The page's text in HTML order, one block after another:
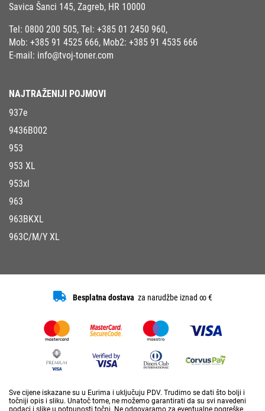
Savica Šanci 145, Zagreb, HR 10000
Tel: 0800 200 505, Tel: +385 01 2450 960,
Mob: +385 91 4525 666, Mob2: +385 91 4535 666
E-mail: info@tvoj-toner.com
NAJTRAŽENIJI POJMOVI
937e
9436B002
953
953 XL
953xl
963
963BKXL
963C/M/Y XL
Besplatna dostava za narudžbe iznad ∞ €
Sve cijene iskazane su u Eurima i uključuju PDV. Trudimo se dati što bolji i
točniji opis i sliku. Unatoč tome, ne možemo garantirati da su svi navedeni
podaci i slike u potpunosti točni. Ne odgovaramo za eventualne pogreške